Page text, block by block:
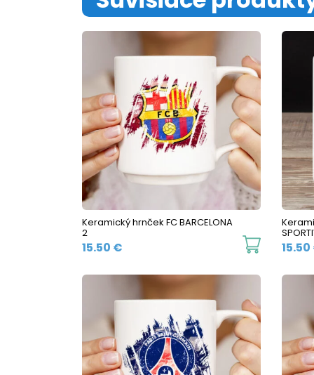
Keramický hrnček FC BARCELONA
2
15.50 €
This
multiple
variants.
The
options
15.50